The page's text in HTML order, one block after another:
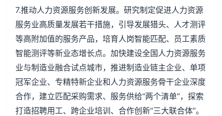
7.推动人力资源服务创新发展。研究制定促进人力资源
服务业高质量发展若干措施，引导发展猎头、人才测评
等高附加值的服务产品，培育人岗智能匹配、员工素质
智能测评等新业态增长点。加快建设全国人力资源服务
业与制造业融合试点城市，推进制造业链主企业、单项
冠军企业、专精特新企业和人力资源服务骨干企业深度
合作，建立匹配采购需求、服务供给“两个清单”，探索
打造招聘用工、跨企业培训、合作创新“三大联合体”。